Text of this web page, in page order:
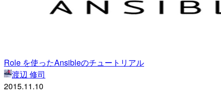
Role を使ったAnsibleのチュートリアル
渡辺 修司
2015.11.10